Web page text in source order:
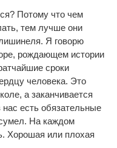
Потому что чем
тем лучше они
Я говорю
рождающем истории
сроки
человека. Это
а заканчивается
нас есть обязательные
На каждом
Хорошая или плохая